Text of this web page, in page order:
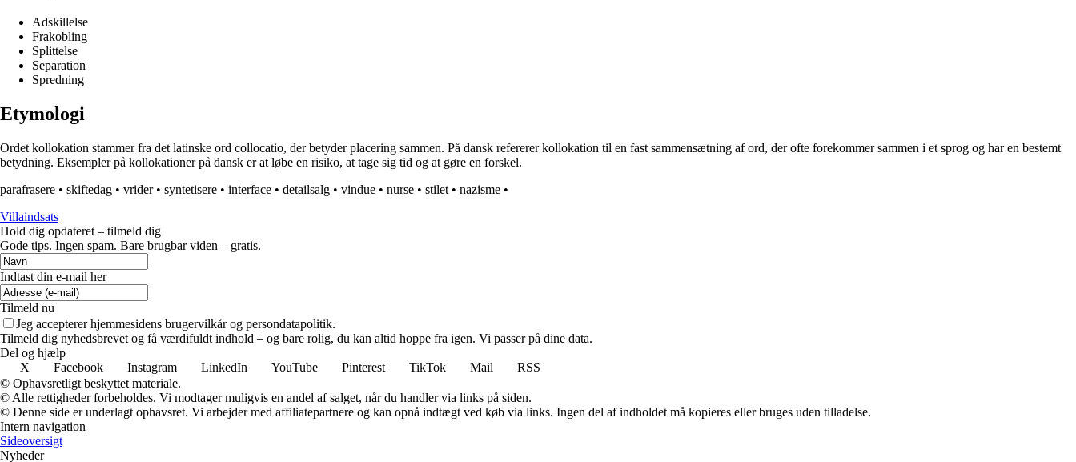
Adskillelse
Frakobling
Splittelse
Separation
Spredning
Etymologi
Ordet kollokation stammer fra det latinske ord collocatio, der betyder placering sammen. På dansk refererer kollokation til en fast sammensætning af ord, der ofte forekommer sammen i et sprog og har en bestemt
betydning. Eksempler på kollokationer på dansk er at løbe en risiko, at tage sig tid og at gøre en forskel.
parafrasere • skiftedag • vrider• syntetisere • interface • detailsalg • vindue • nurse • stilet • nazisme •
Villaindsats
Hold dig opdateret – tilmeld dig
Gode tips. Ingen spam. Bare brugbar viden – gratis.
Indtast din e-mail her
Tilmeld nu
Jeg accepterer hjemmesidens brugervilkår og persondatapolitik.
Tilmeld dig nyhedsbrevet og få værdifuldt indhold – og bare rolig, du kan altid hoppe fra igen. Vi passer på dine data.
Del og hjælp
X
Facebook Instagram LinkedIn YouTube Pinterest TikTok Mail
RSS
© Ophavsretligt beskyttet materiale.
© Alle rettigheder forbeholdes. Vi modtager muligvis en andel af salget, når du handler via links på siden.
© Denne side er underlagt ophavsret. Vi arbejder med affiliatepartnere og kan opnå indtægt ved køb via links. Ingen del af indholdet må kopieres eller bruges uden tilladelse.
Intern navigation
Sideoversigt
Nyheder